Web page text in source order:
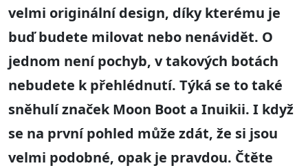
velmi originální design, díky kterému je
buď budete milovat nebo nenávidět. O
jednom není pochyb, v takových botách
nebudete k přehlédnutí. Týká se to také
sněhulí značek Moon Boot a Inuikii. I když
se na první pohled může zdát, že si jsou
velmi podobné, opak je pravdou. Čtěte